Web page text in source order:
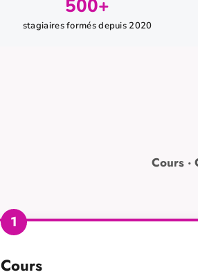
500+
stagiaires formés depuis 2020
Cours
1
Cours